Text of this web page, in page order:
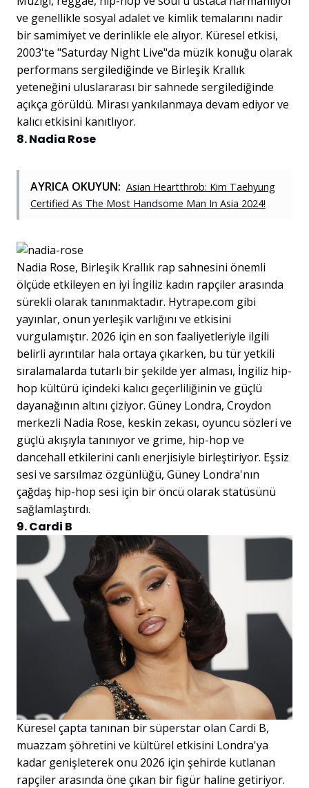
ve genellikle sosyal adalet ve kimlik temalarını nadir
bir samimiyet ve derinlikle ele alıyor. Küresel etkisi,
2003'te "Saturday Night Live"da müzik konuğu olarak
performans sergilediğinde ve Birleşik Krallık
yeteneğini uluslararası bir sahnede sergilediğinde
açıkça görüldü. Mirası yankılanmaya devam ediyor ve
kalıcı etkisini kanıtlıyor.
8. Nadia Rose
AYRICA OKUYUN: Asian Heartthrob: Kim Taehyung
Certified As The Most Handsome Man In Asia 2024!
Nadia Rose, Birleşik Krallık rap sahnesini önemli
ölçüde etkileyen en iyi İngiliz kadın rapçiler arasında
sürekli olarak tanınmaktadır. Hytrape.com gibi
yayınlar, onun yerleşik varlığını ve etkisini
vurgulamıştır. 2026 için en son faaliyetleriyle ilgili
belirli ayrıntılar hala ortaya çıkarken, bu tür yetkili
sıralamalarda tutarlı bir şekilde yer alması, İngiliz hip-
hop kültürü içindeki kalıcı geçerliliğinin ve güçlü
dayanağının altını çiziyor. Güney Londra, Croydon
merkezli Nadia Rose, keskin zekası, oyuncu sözleri ve
güçlü akışıyla tanınıyor ve grime, hip-hop ve
dancehall etkilerini canlı enerjisiyle birleştiriyor. Eşsiz
sesi ve sarsılmaz özgünlüğü, Güney Londra'nın
çağdaş hip-hop sesi için bir öncü olarak statüsünü
sağlamlaştırdı.
9. Cardi B
Küresel çapta tanınan bir süperstar olan Cardi B,
muazzam şöhretini ve kültürel etkisini Londra'ya
kadar genişleterek onu 2026 için şehirde kutlanan
rapçiler arasında öne çıkan bir figür haline getiriyor.